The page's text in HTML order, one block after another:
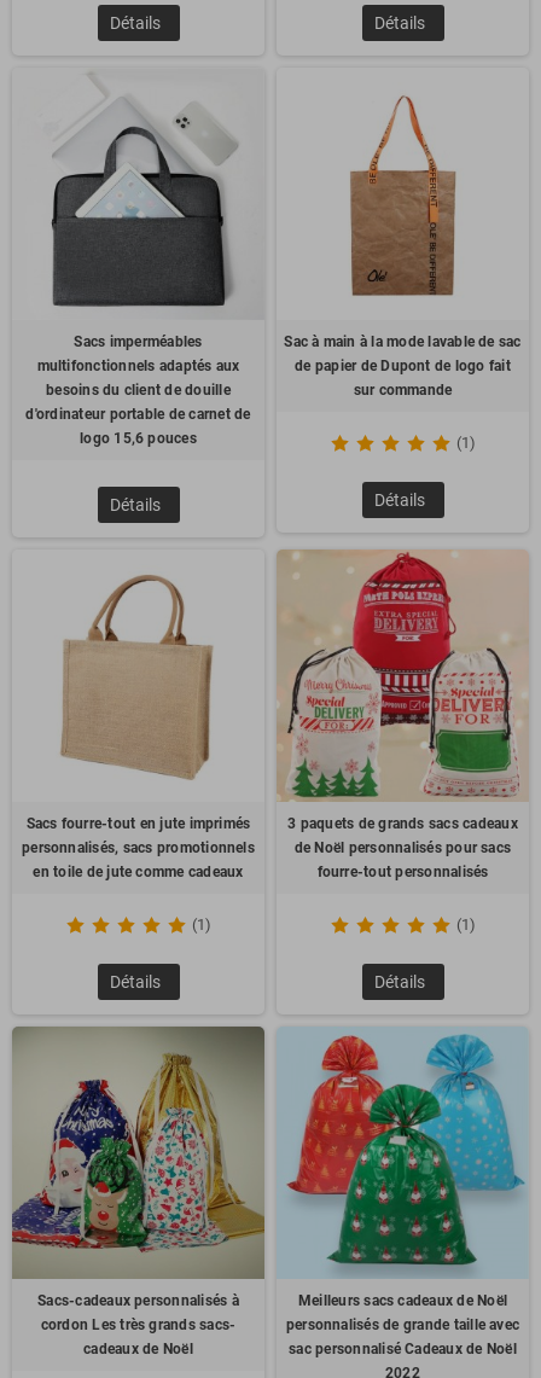
Détails Détails
Sacs imperméables
multifonctionnels adaptés aux
besoins du client de douille
d'ordinateur portable de carnet de
logo 15,6 pouces
Détails
Sac à main à la mode lavable de sac
de papier de Dupont de logo fait
sur commande
(1)
Détails
Sacs fourre-tout en jute imprimés
personnalisés, sacs promotionnels
en toile de jute comme cadeaux
(1)
Détails
3 paquets de grands sacs cadeaux
de Noël personnalisés pour sacs
fourre-tout personnalisés
(1)
Détails
Sacs-cadeaux personnalisés à
cordon Les très grands sacs-
cadeaux de Noël
Meilleurs sacs cadeaux de Noël
personnalisés de grande taille avec
sac personnalisé Cadeaux de Noël
2022